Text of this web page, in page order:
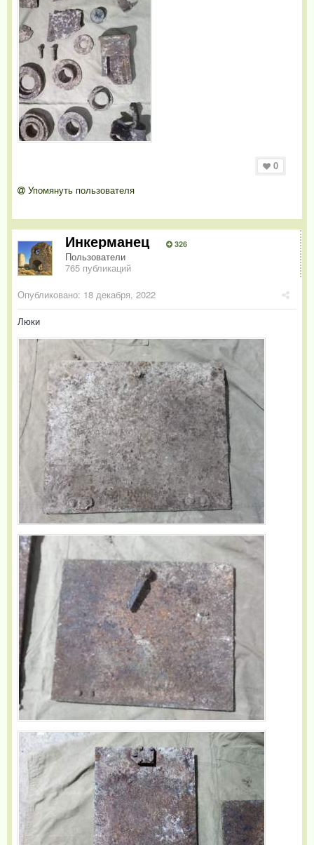
0
Упомянуть пользователя
Инкерманец 326
Пользователи
765 публикаций
Опубликовано: 18 декабря, 2022
Люки